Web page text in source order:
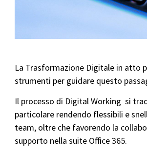
La Trasformazione Digitale in atto
strumenti per guidare questo
Il processo di Digital Working si
particolare rendendo flessibili e
team, oltre che favorendo la
supporto nella suite Office 365.